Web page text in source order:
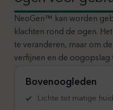
NeoGen™ kan worden
klachten rond de ogen.
te veranderen, maar om
verfijnen en de oogopslag
Bovenoogleden
Lichte tot matige